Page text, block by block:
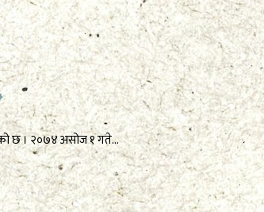
छ । २०७४ असोज १ गते...